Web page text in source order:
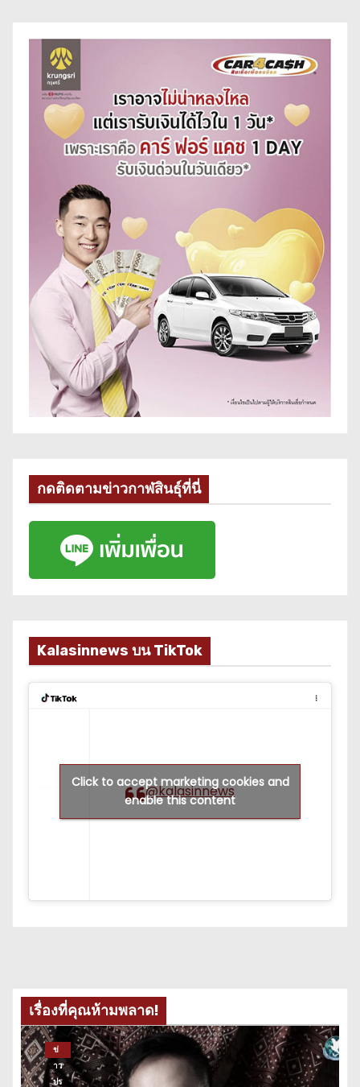
กดติดตามข่าวกาฬสินธุ์ที่นี่
Kalasinnews บน TikTok
@kalasinnews
Click to accept marketing cookies and
enable this content
เรื่องที่คุณห้ามพลาด!
ข่
าว
ปร